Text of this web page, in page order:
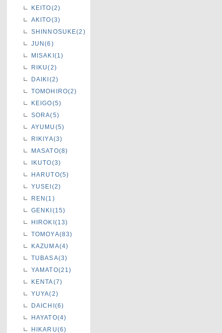
KEITO(2)
AKITO(3)
SHINNOSUKE(2)
JUN(6)
MISAKI(1)
RIKU(2)
DAIKI(2)
TOMOHIRO(2)
KEIGO(5)
SORA(5)
AYUMU(5)
RIKIYA(3)
MASATO(8)
IKUTO(3)
HARUTO(5)
YUSEI(2)
REN(1)
GENKI(15)
HIROKI(13)
TOMOYA(83)
KAZUMA(4)
TUBASA(3)
YAMATO(21)
KENTA(7)
YUYA(2)
DAICHI(6)
HAYATO(4)
HIKARU(6)